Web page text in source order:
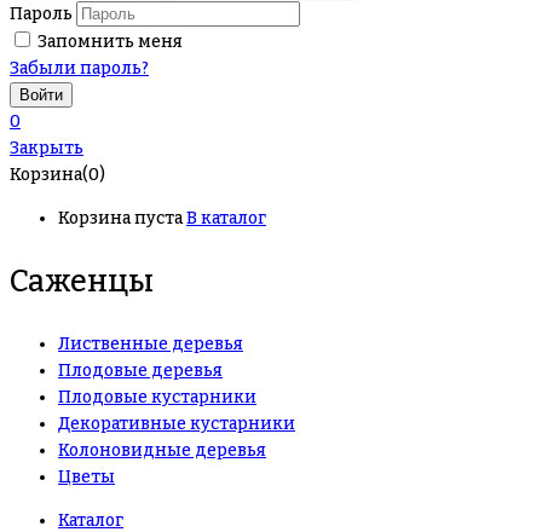
Пароль
Запомнить меня
Забыли пароль?
0
Закрыть
Корзина(0)
Корзина пустаВ каталог
Саженцы
Лиственные деревья
Плодовые деревья
Плодовые кустарники
Декоративные кустарники
Колоновидные деревья
Цветы
Каталог